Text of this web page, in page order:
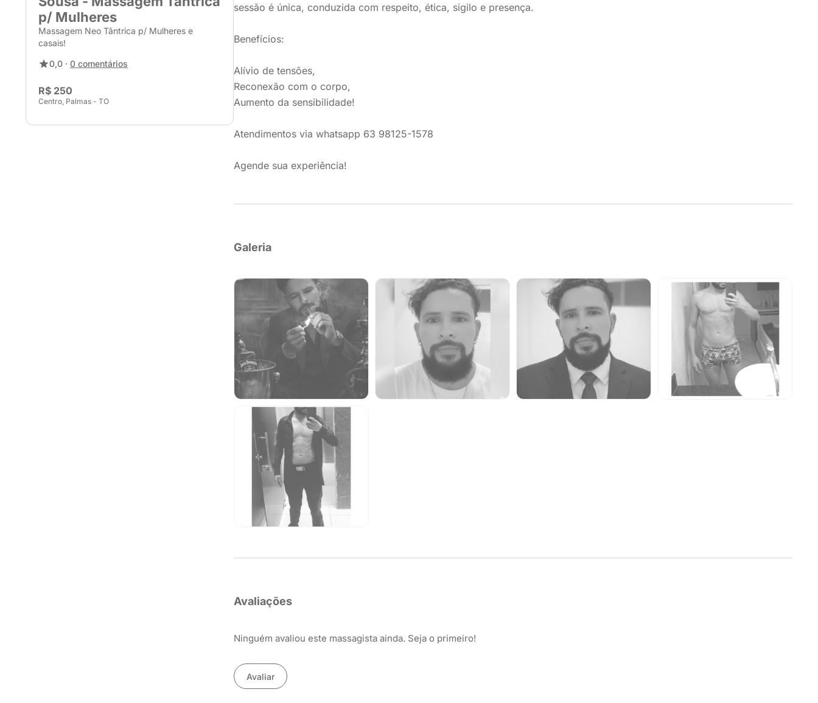
p/ Mulheres
Massagem Neo Tântrica p/ Mulheres e
casais!
0,0 · 0 comentários
R$ 250
Centro, Palmas - TO
sessão é única, conduzida com respeito, ética, sigilo e presença.
Benefícios:
Alívio de tensões,
Reconexão com o corpo,
Aumento da sensibilidade!
Atendimentos via whatsapp 63 98125-1578
Agende sua experiência!
Galeria
Avaliações
Ninguém avaliou este massagista ainda. Seja o primeiro!
Avaliar